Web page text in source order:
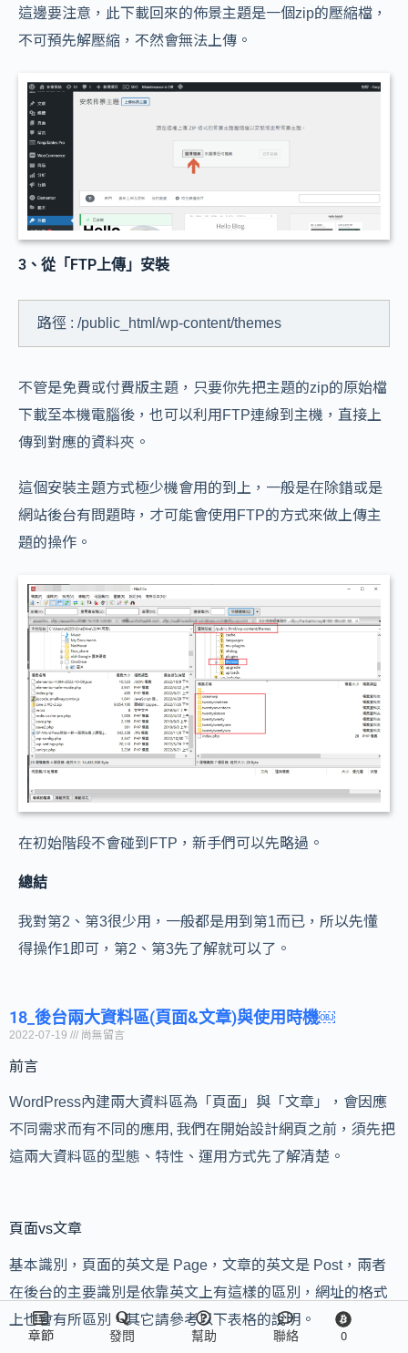
這邊要注意，此下載回來的佈景主題是一個zip的壓縮檔，
不可預先解壓縮，不然會無法上傳。
3、從「FTP上傳」安裝
路徑 : /public_html/wp-content/themes
不管是免費或付費版主題，只要你先把主題的zip的原始檔
下載至本機電腦後，也可以利用FTP連線到主機，直接上
傳到對應的資料夾。
這個安裝主題方式極少機會用的到上 ，一般是在除錯或是
網站後台有問題時，才可能會使用FTP的方式來做上傳主
題的操作。
在初始階段不會碰到FTP，新手們可以先略過。
總結
我對第2、第3很少用，一般都是用到第1而已，所以先懂
得操作1即可，第2、第3先了解就可以了。
18_後台兩大資料區(頁面&文章)與使用時機￼
2022-07-19 尚無留言
前言
WordPress內建兩大資料區為「頁面」與「文章」，會因應
不同需求而有不同的應用, 我們在開始設計網頁之前，須先把
這兩大資料區的型態、特性、運用方式先了解清楚。
頁面vs文章
基本識別，頁面的英文是 Page，文章的英文是 Post，兩者
在後台的主要識別是依靠英文上有這樣的區別，網址的格式
上也會有所區別，其它請參考以下表格的說明。
章節 發問 幫助 聯絡 0